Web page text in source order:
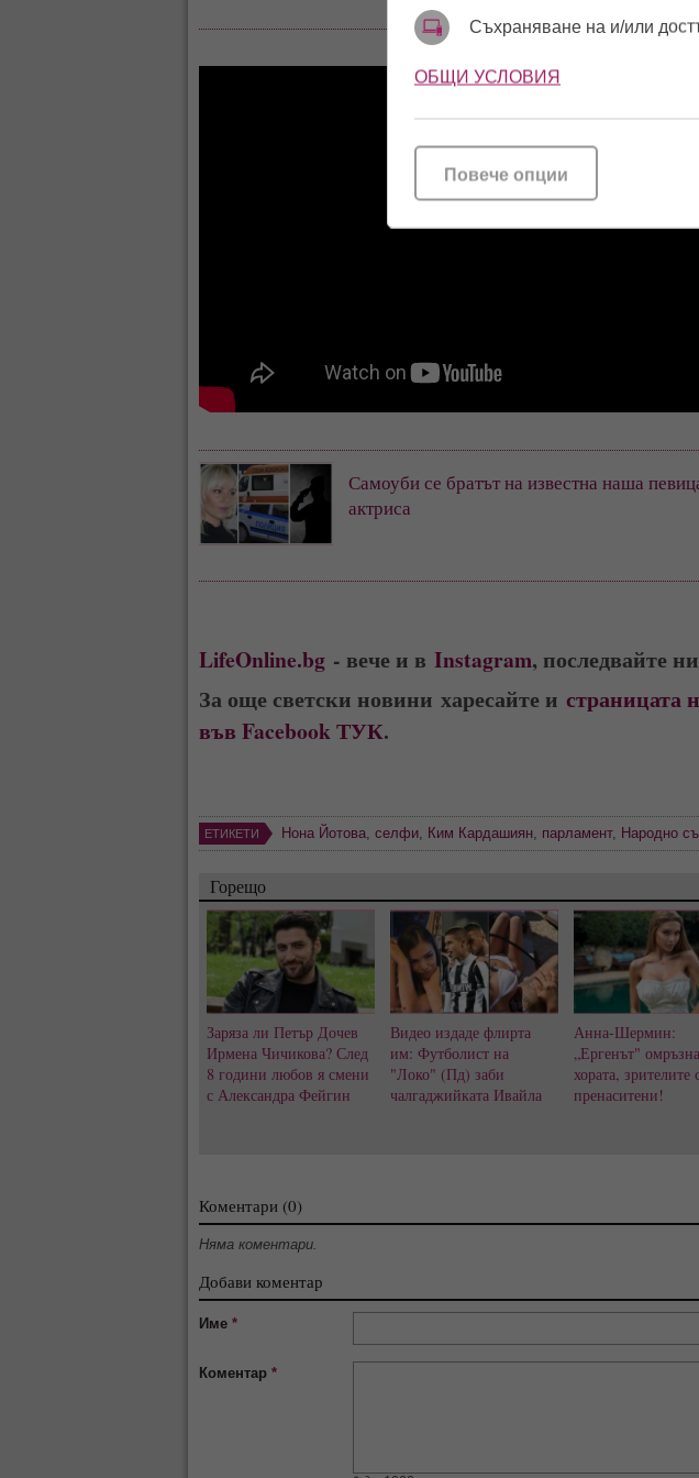
Самоуби се братът на известна наша
актриса
LifeOnline.bg - вече и в Instagram, последвайте
За още светски новини харесайте и страницата
във Facebook ТУК.
ЕТИКЕТИ Нона Йотова, селфи, Ким Кардашиян, парламент, Народно
Горещо
Заряза ли Петър Дочев
Ирмена Чичикова? След
8 години любов я смени
с Александра Фейгин
Видео издаде флирта
им: Футболист на
"Локо" (Пд) заби
чалгаджийката Ивайла
Анна-Шермин:
„Ергенът"
хората, зрителите
пренаситени!
Коментари (0)
Няма коментари.
Добави коментар
Име *
Коментар *
Съхраняване на и/или
ОБЩИ УСЛОВИЯ
Повече опции